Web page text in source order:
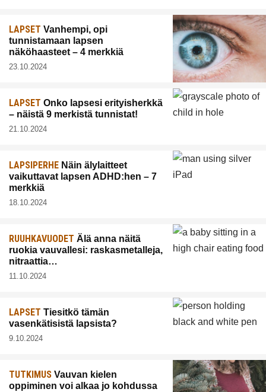
LAPSET Vanhempi, opi
tunnistamaan lapsen
näköhaasteet – 4 merkkiä
23.10.2024
LAPSET Onko lapsesi erityisherkkä
– näistä 9 merkistä tunnistat!
21.10.2024
LAPSIPERHE Näin älylaitteet
vaikuttavat lapsen ADHD:hen – 7
merkkiä
18.10.2024
RUUHKAVUODET Älä anna näitä
ruokia vauvallesi: raskasmetalleja,
nitraattia…
11.10.2024
LAPSET Tiesitkö tämän
vasenkätisistä lapsista?
9.10.2024
TUTKIMUS Vauvan kielen
oppiminen voi alkaa jo kohdussa